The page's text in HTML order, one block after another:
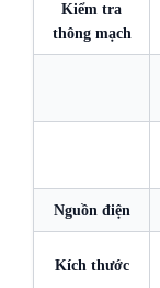
Kiểm tra
thông mạch
Nguồn điện
Kích thước